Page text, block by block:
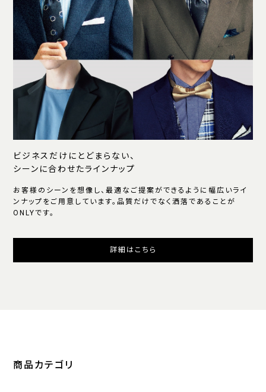
ビジネスだけにとどまらない、
シーンに合わせたラインナップ
お客様のシーンを想像し、最適なご提案ができるように幅広いライ
ンナップをご用意しています。品質だけでなく洒落であることが
ONLYです。
詳細はこちら
商品カテゴリ